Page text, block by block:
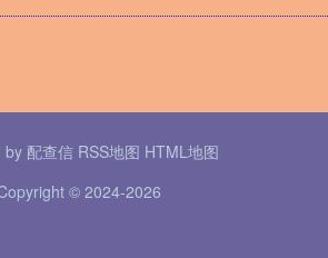
by 配查信 RSS地图 HTML地图
© 2024-2026